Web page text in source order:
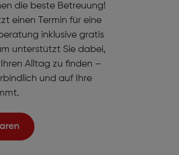
die beste Betreuung!
einen Termin für eine
inklusive gratis
unterstützt Sie dabei,
Alltag zu finden –
und auf Ihre